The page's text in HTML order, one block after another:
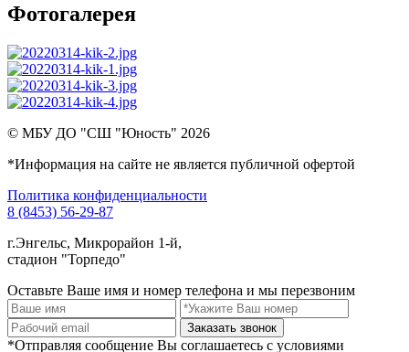
Фотогалерея
© МБУ ДО "СШ "Юность" 2026
*Информация на сайте не является публичной офертой
Политика конфиденциальности
8 (8453) 56-29-87
г.Энгельс, Микрорайон 1-й,
стадион "Торпедо"
Оставьте Ваше имя и номер телефона и мы перезвоним
Заказать звонок
*Отправляя сообщение Вы соглашаетесь с условиями